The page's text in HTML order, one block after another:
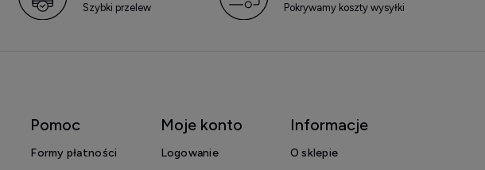
Szybki przelew Pokrywamy koszty wysyłki
Pomoc
Formy płatności
Moje konto
Logowanie
Informacje
O sklepie